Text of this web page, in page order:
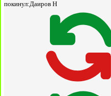
покинул:Даиров Н